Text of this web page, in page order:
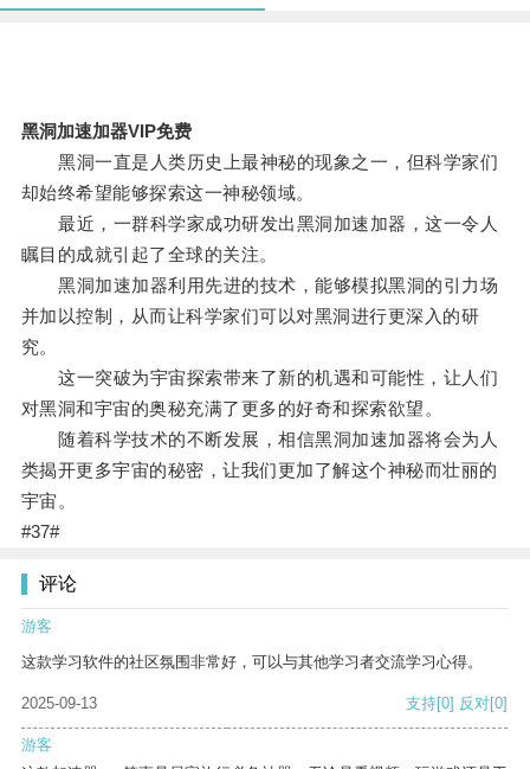
黑洞加速加器VIP免费
黑洞一直是人类历史上最神秘的现象之一，但科学家们
却始终希望能够探索这一神秘领域。
最近，一群科学家成功研发出黑洞加速加器，这一令人
瞩目的成就引起了全球的关注。
黑洞加速加器利用先进的技术，能够模拟黑洞的引力场
并加以控制，从而让科学家们可以对黑洞进行更深入的研
究。
这一突破为宇宙探索带来了新的机遇和可能性，让人们
对黑洞和宇宙的奥秘充满了更多的好奇和探索欲望。
随着科学技术的不断发展，相信黑洞加速加器将会为人
类揭开更多宇宙的秘密，让我们更加了解这个神秘而壮丽的
宇宙。
#37#
评论
游客
这款学习软件的社区氛围非常好，可以与其他学习者交流学习心得。
2025-09-13 支持[0] 反对[0]
游客